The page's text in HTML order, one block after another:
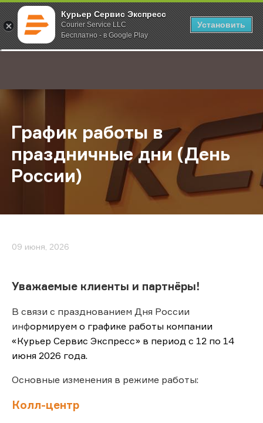
Курьер Сервис Экспресс
Courier Service LLC
Бесплатно - в Google Play
Установить
;
Главная О компании Новости График работы в праздничные
График работы в
праздничные дни (День
России)
09 июня, 2026
Уважаемые клиенты и партнёры!
В связи с празднованием Дня России
информируем о графике работы компании
«Курьер Сервис Экспресс» в период с 12 по 14
июня 2026 года.
Основные изменения в режиме работы:
Колл-центр